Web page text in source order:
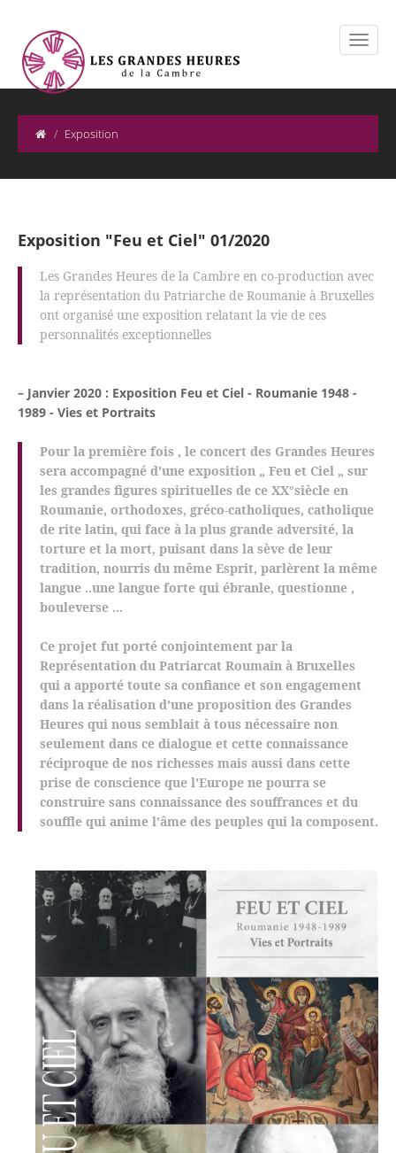
Exposition
Exposition "Feu et Ciel" 01/2020
Les Grandes Heures de la Cambre en co-production avec
la représentation du Patriarche de Roumanie à Bruxelles
ont organisé une exposition relatant la vie de ces
personnalités exceptionnelles
– Janvier 2020 : Exposition Feu et Ciel - Roumanie 1948 -
1989 - Vies et Portraits
Pour la première fois , le concert des Grandes Heures
sera accompagné d’une exposition „ Feu et Ciel „ sur
les grandes figures spirituelles de ce XX°siècle en
Roumanie, orthodoxes, gréco-catholiques, catholique
de rite latin, qui face à la plus grande adversité, la
torture et la mort, puisant dans la sève de leur
tradition, nourris du même Esprit, parlèrent la même
langue ..une langue forte qui ébranle, questionne ,
bouleverse ...
Ce projet fut porté conjointement par la
Représentation du Patriarcat Roumain à Bruxelles
qui a apporté toute sa confiance et son engagement
dans la réalisation d’une proposition des Grandes
Heures qui nous semblait à tous nécessaire non
seulement dans ce dialogue et cette connaissance
réciproque de nos richesses mais aussi dans cette
prise de conscience que l’Europe ne pourra se
construire sans connaissance des souffrances et du
souffle qui anime l’âme des peuples qui la composent.